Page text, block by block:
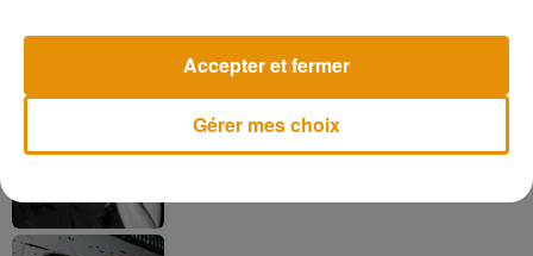
Madonna sort enfin le remix de « Love
Sensation » avec Kylie Minogue
Gérer mes choix
Accepter et fermer